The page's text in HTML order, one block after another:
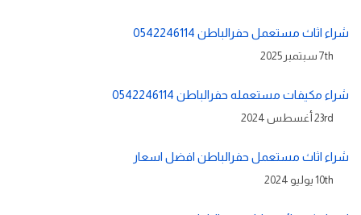
شراء اثاث مستعمل حفرالباطن 0542246114
7th سبتمبر 2025
شراء مكيفات مستعمله حفرالباطن 0542246114
23rd أغسطس 2024
شراء اثاث مستعمل حفرالباطن افضل اسعار
10th يوليو 2024